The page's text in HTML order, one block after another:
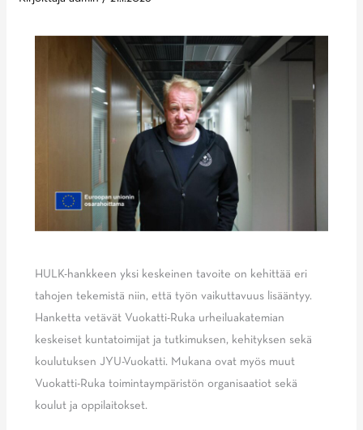
HULK-hankkeen yksi keskeinen tavoite on kehittää eri
tahojen tekemistä niin, että työn vaikuttavuus lisääntyy.
Hanketta vetävät Vuokatti-Ruka urheiluakatemian
keskeiset kuntatoimijat ja tutkimuksen, kehityksen sekä
koulutuksen JYU-Vuokatti. Mukana ovat myös muut
Vuokatti-Ruka toimintaympäristön organisaatiot sekä
koulut ja oppilaitokset.